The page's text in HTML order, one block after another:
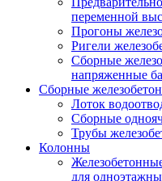
переменной
Прогоны
Ригели
Сборные
напряженные
Сборные
Лоток
Сборные
Трубы
Колонны
для